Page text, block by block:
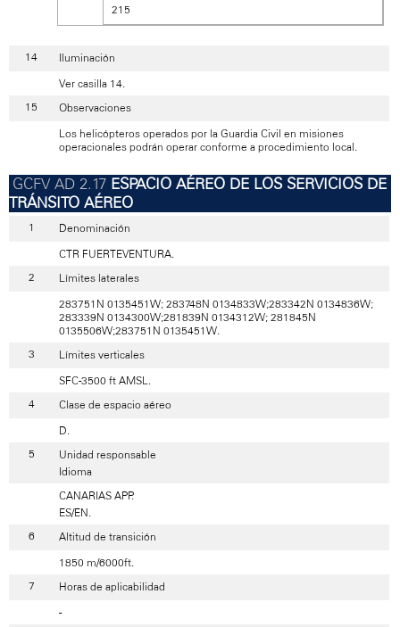
215
Iluminación
Ver casilla 14.
Observaciones
Los helicópteros operados por la Guardia Civil en misiones
operacionales podrán operar conforme a procedimiento local.
ESPACIO AÉREO DE LOS SERVICIOS DE
TRÁNSITO AÉREO
Denominación
CTR FUERTEVENTURA.
Límites laterales
283751N 0135451W; 283748N 0134833W;283342N 0134836W;
283339N 0134300W;281839N 0134312W; 281845N
0135506W;283751N 0135451W.
Límites verticales
SFC-3500 ft AMSL.
Clase de espacio aéreo
D.
Unidad responsable
Idioma
CANARIAS APP.
ES/EN.
Altitud de transición
1850 m/6000ft.
Horas de aplicabilidad
-